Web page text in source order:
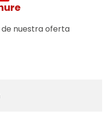
nuestra oferta